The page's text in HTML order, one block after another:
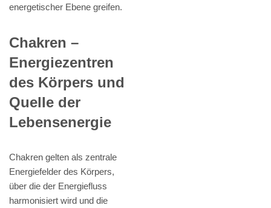
energetischer Ebene greifen.
Chakren –
Energiezentren
des Körpers und
Quelle der
Lebensenergie
Chakren gelten als zentrale
Energiefelder des Körpers,
über die der Energiefluss
harmonisiert wird und die